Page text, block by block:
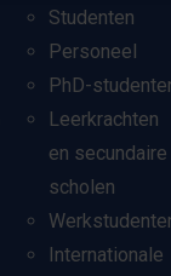
Studenten
Personeel
PhD-
Leerkrachten
en secundaire
scholen
Internationale